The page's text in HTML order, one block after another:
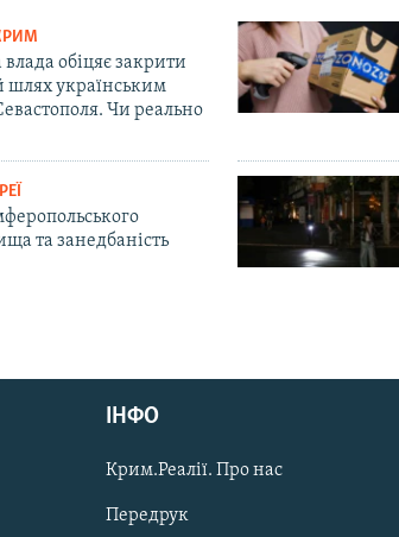
влада обіцяє закрити
шлях українським
Чи реально
та занедбаність
ІНФО
Крим.Реалії. Про нас
Передрук